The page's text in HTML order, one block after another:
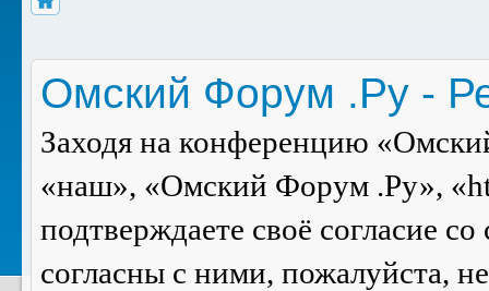
Омский Форум .Ру -
Заходя на конференцию
«наш», «Омский Форум .Ру»,
подтверждаете своё согласие
согласны с ними, пожалуйста,